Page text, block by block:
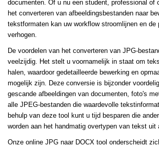
documenten. Of u nu een student, professional of
het converteren van afbeeldingsbestanden naar
tekstformaten kan uw workflow stroomlijnen en de
verhogen.
De voordelen van het converteren van JPG-
veelzijdig. Het stelt u voornamelijk in staat om
halen, waardoor gedetailleerde bewerking en
mogelijk zijn. Deze conversie is bijzonder
gescande afbeeldingen van documenten, foto's
alle JPEG-bestanden die waardevolle
behulp van deze tool kunt u tijd besparen die
worden aan het handmatig overtypen van tekst uit
Onze online JPG naar DOCX tool onderscheidt